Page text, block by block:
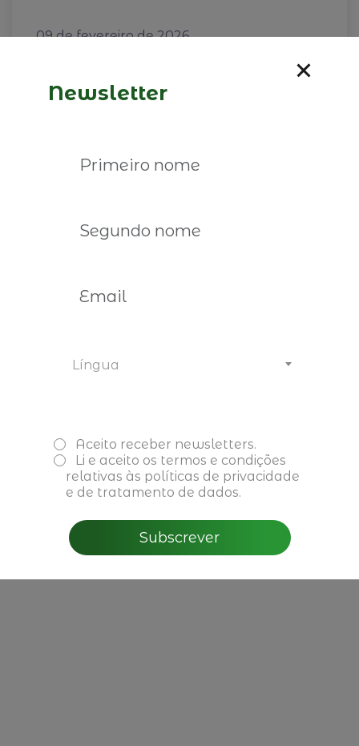
09 de fevereiro de 2026
CBRE - Perspectivas do
Mercado Imobiliário para
2026 em Portugal
Ler mais
Newsletter
Língua
Aceito receber newsletters.
Li e aceito os termos e condições
relativas às políticas de privacidade
e de tratamento de dados.
Subscrever